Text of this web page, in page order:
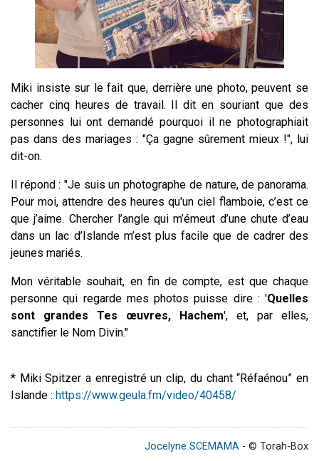
Miki insiste sur le fait que, derrière une photo, peuvent se
cacher cinq heures de travail. Il dit en souriant que des
personnes lui ont demandé pourquoi il ne photographiait
pas dans des mariages : "Ça gagne sûrement mieux !", lui
dit-on.
Il répond : "Je suis un photographe de nature, de panorama.
Pour moi, attendre des heures qu'un ciel flamboie, c’est ce
que j’aime. Chercher l’angle qui m’émeut d’une chute d’eau
dans un lac d’Islande m’est plus facile que de cadrer des
jeunes mariés.
Mon véritable souhait, en fin de compte, est que chaque
personne qui regarde mes photos puisse dire : 'Quelles
sont grandes Tes œuvres, Hachem', et, par elles,
sanctifier le Nom Divin."
* Miki Spitzer a enregistré un clip, du chant “Réfaénou” en
Islande : https://www.geula.fm/video/40458/
Jocelyne SCEMAMA - © Torah-Box